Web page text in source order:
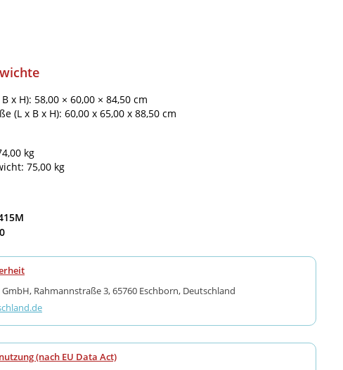
x H): 58,00 × 60,00 × 84,50 cm
(L x B x H): 60,00 x 65,00 x 88,50 cm
kg
75,00 kg
Rahmannstraße 3, 65760 Eschborn, Deutschland
(nach EU Data Act)